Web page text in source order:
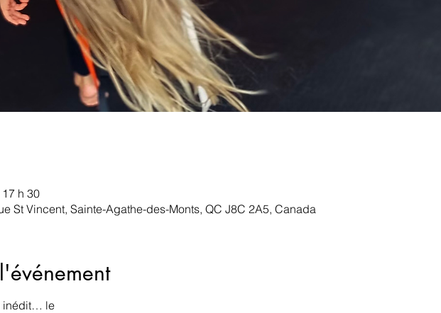
h 30
St Vincent, Sainte-Agathe-des-Monts, QC J8C 2A5, Canada
inédit… le